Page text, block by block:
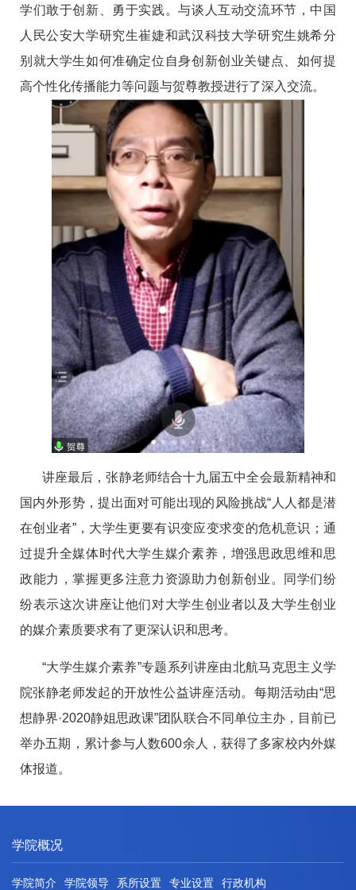
学们敢于创新、勇于实践。与谈人互动交流环节，中国
人民公安大学研究生崔婕和武汉科技大学研究生姚希分
别就大学生如何准确定位自身创新创业关键点、如何提
高个性化传播能力等问题与贺尊教授进行了深入交流。
讲座最后，张静老师结合十九届五中全会最新精神和
国内外形势，提出面对可能出现的风险挑战“人人都是潜
在创业者”，大学生更要有识变应变求变的危机意识；通
过提升全媒体时代大学生媒介素养，增强思政思维和思
政能力，掌握更多注意力资源助力创新创业。同学们纷
纷表示这次讲座让他们对大学生创业者以及大学生创业
的媒介素质要求有了更深认识和思考。
“大学生媒介素养”专题系列讲座由北航马克思主义学
院张静老师发起的开放性公益讲座活动。每期活动由“思
想静界·2020静姐思政课”团队联合不同单位主办，目前已
举办五期，累计参与人数600余人，获得了多家校内外媒
体报道。
学院概况
学院简介 学院领导 系所设置 专业设置 行政机构